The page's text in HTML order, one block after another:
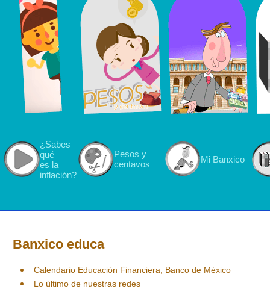
¿Sabes
qué
es la
inflación?
Pesos y
centavos
Mi Banxico
Banxico educa
Calendario Educación Financiera, Banco de México
Lo último de nuestras redes